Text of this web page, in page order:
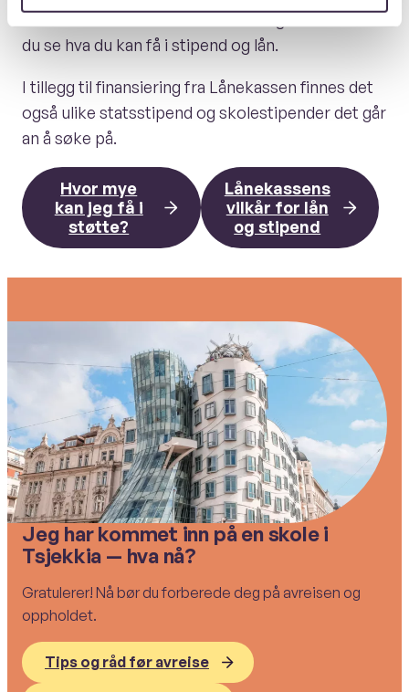
På Lånekassens sider om utdanning i utlandet kan
du se hva du kan få i stipend og lån.
I tillegg til finansiering fra Lånekassen finnes det
også ulike statsstipend og skolestipender det går
an å søke på.
Hvor mye
kan jeg få i
støtte?
Lånekassens
vilkår for lån
og stipend
Jeg har kommet inn på en skole i
Tsjekkia — hva nå?
Gratulerer! Nå bør du forberede deg på avreisen og
oppholdet.
Tips og råd før avreise